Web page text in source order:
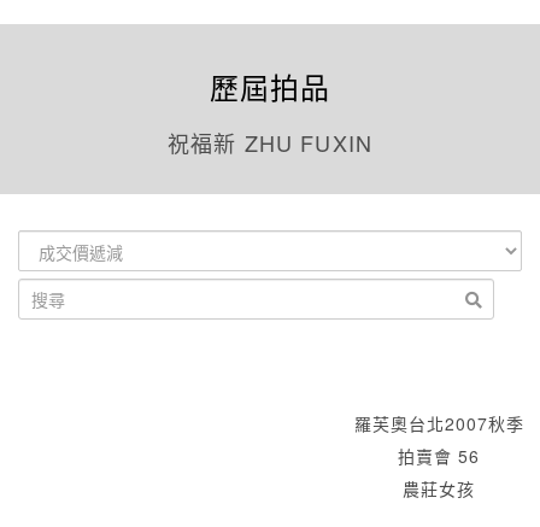
歷屆拍品
祝福新 ZHU FUXIN
羅芙奧台北2007秋季
拍賣會 56
農莊女孩